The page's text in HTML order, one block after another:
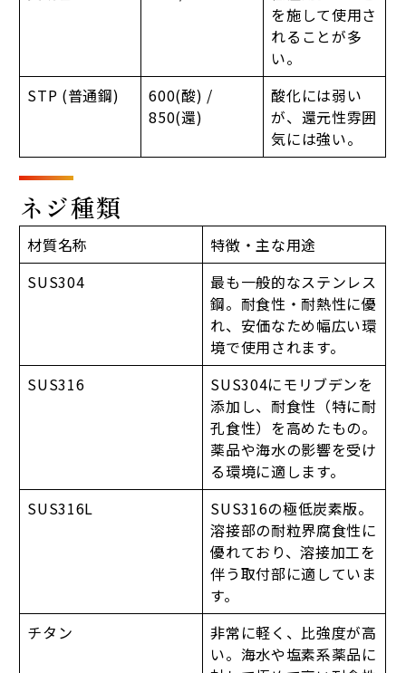
を施して使用さ
れることが多
い。
STP (普通鋼)
600(酸) /
850(還)
酸化には弱い
が、還元性雰囲
気には強い。
ネジ種類
材質名称
特徴・主な用途
SUS304
最も一般的なステンレス
鋼。耐食性・耐熱性に優
れ、安価なため幅広い環
境で使用されます。
SUS316
SUS304にモリブデンを
添加し、耐食性（特に耐
孔食性）を高めたもの。
薬品や海水の影響を受け
る環境に適します。
SUS316L
SUS316の極低炭素版。
溶接部の耐粒界腐食性に
優れており、溶接加工を
伴う取付部に適していま
す。
チタン
非常に軽く、比強度が高
い。海水や塩素系薬品に